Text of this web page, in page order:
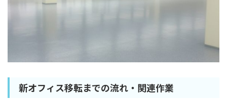
新オフィス移転までの流れ・関連作業